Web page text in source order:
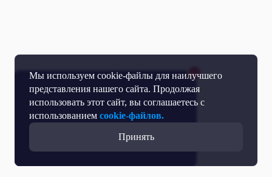
Мы используем cookie-файлы для наилучшего
представления нашего сайта. Продолжая
использовать этот сайт, вы соглашаетесь с
использованием cookie-файлов.
Принять